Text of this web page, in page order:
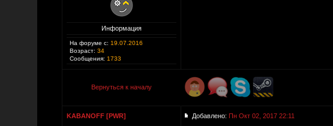
Информация
На форуме с: 19.07.2016
Возраст: 34
Сообщения: 1733
Вернуться к началу
KABANOFF [PWR] Добавлено: Пн Окт 02, 2017 22:11